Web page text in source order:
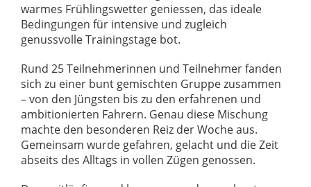
warmes Frühlingswetter geniessen, das ideale
Bedingungen für intensive und zugleich
genussvolle Trainingstage bot.
Rund 25 Teilnehmerinnen und Teilnehmer fanden
sich zu einer bunt gemischten Gruppe zusammen
– von den Jüngsten bis zu den erfahrenen und
ambitionierten Fahrern. Genau diese Mischung
machte den besonderen Reiz der Woche aus.
Gemeinsam wurde gefahren, gelacht und die Zeit
abseits des Alltags in vollen Zügen genossen.